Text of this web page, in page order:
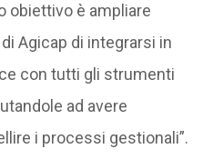
obiettivo è ampliare
Agicap di integrarsi in
con tutti gli strumenti
ad avere
i processi gestionali”.